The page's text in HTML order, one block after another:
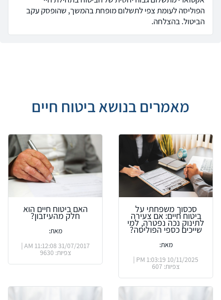
הפוליסה לעומת צפי לתשלום מופחת בהמשך, שהופסק עקב
הביטול. בהצלחה.
מאמרים בנושא ביטוח חיים
סכסוך משפחתי על
ביטוח חיים: אם צעירה
לתינוק נכה נפטרה, למי
שייכים כספי הפוליסה?
מאת:
10/11/2025 1:03:19 PM |
צפיות: 607
האם ביטוח חיים הוא
חלק מהעיזבון?
מאת:
31/07/2017 11:12:08 AM |
צפיות: 9630